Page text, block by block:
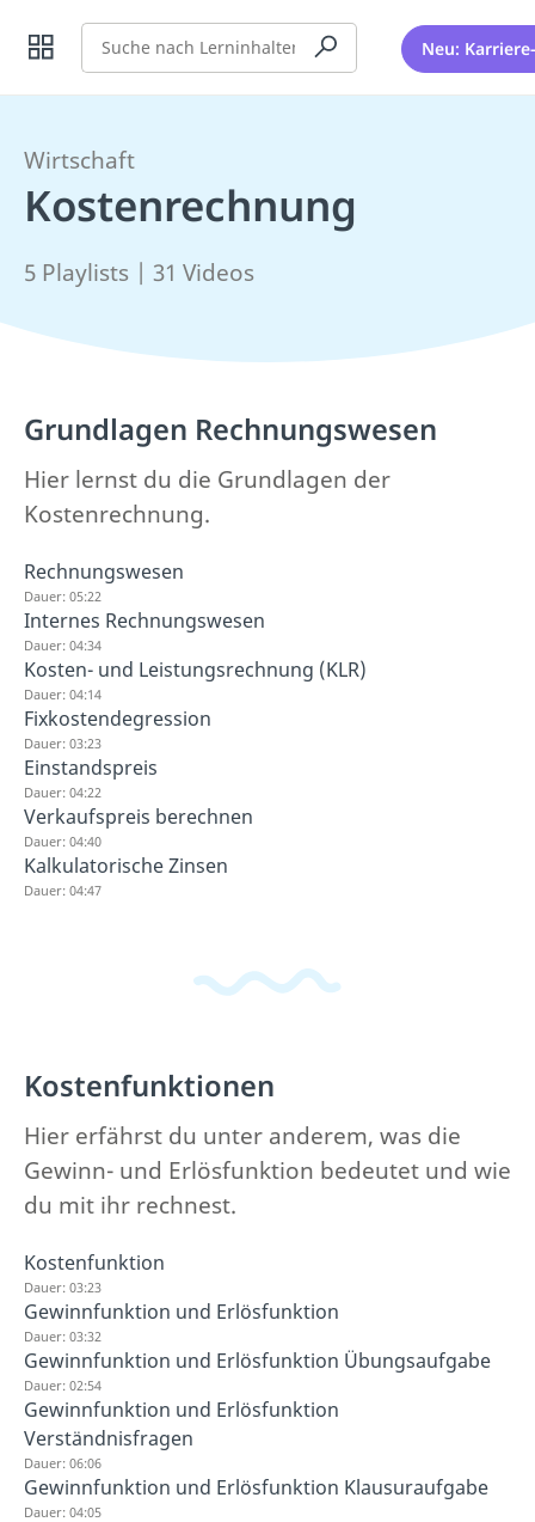
Suche Neu:
Wirtschaft
Kostenrechnung
5 Playlists | 31 Videos
Grundlagen Rechnungswesen
Hier lernst du die Grundlagen der
Kostenrechnung.
Rechnungswesen
Dauer: 05:22
Internes Rechnungswesen
Dauer: 04:34
Kosten- und Leistungsrechnung (KLR)
Dauer: 04:14
Fixkostendegression
Dauer: 03:23
Einstandspreis
Dauer: 04:22
Verkaufspreis berechnen
Dauer: 04:40
Kalkulatorische Zinsen
Dauer: 04:47
Kostenfunktionen
Hier erfährst du unter anderem, was die
Gewinn- und Erlösfunktion bedeutet und wie
du mit ihr rechnest.
Kostenfunktion
Dauer: 03:23
Gewinnfunktion und Erlösfunktion
Dauer: 03:32
Gewinnfunktion und Erlösfunktion Übungsaufgabe
Dauer: 02:54
Gewinnfunktion und Erlösfunktion
Verständnisfragen
Dauer: 06:06
Gewinnfunktion und Erlösfunktion Klausuraufgabe
Dauer: 04:05